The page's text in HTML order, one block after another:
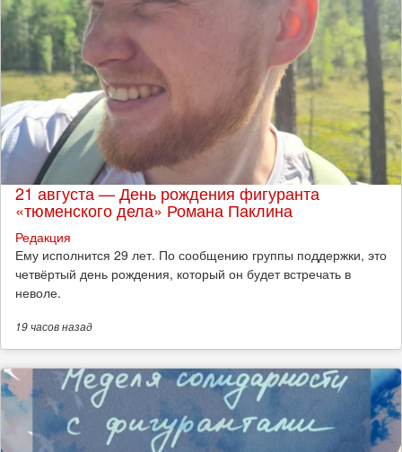
21 августа — День рождения фигуранта
«тюменского дела» Романа Паклина
Редакция
Ему исполнится 29 лет. По сообщению группы поддержки, это
четвёртый день рождения, который он будет встречать в
неволе.
19 часовназад